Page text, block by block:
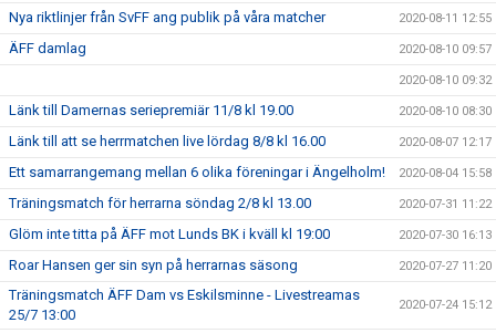
Nya riktlinjer från SvFF ang publik på våra matcher 2020-08-11 12:55
ÄFF damlag 2020-08-10 09:57
2020-08-10 09:32
Länk till Damernas seriepremiär 11/8 kl 19.00 2020-08-10 08:30
Länk till att se herrmatchen live lördag 8/8 kl 16.00 2020-08-07 12:17
Ett samarrangemang mellan 6 olika föreningar i Ängelholm! 2020-08-04 15:58
Träningsmatch för herrarna söndag 2/8 kl 13.00 2020-07-31 11:22
Glöm inte titta på ÄFF mot Lunds BK i kväll kl 19:00 2020-07-30 16:13
Roar Hansen ger sin syn på herrarnas säsong 2020-07-27 11:20
Träningsmatch ÄFF Dam vs Eskilsminne - Livestreamas
25/7 13:00
2020-07-24 15:12